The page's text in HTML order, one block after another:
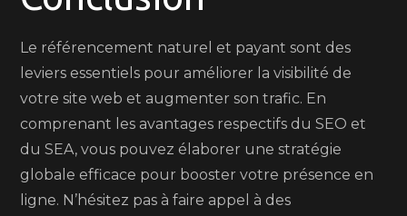
Le référencement naturel et payant sont des
leviers essentiels pour améliorer la visibilité de
votre site web et augmenter son trafic. En
comprenant les avantages respectifs du SEO et
du SEA, vous pouvez élaborer une stratégie
globale efficace pour booster votre présence en
ligne. N’hésitez pas à faire appel à des